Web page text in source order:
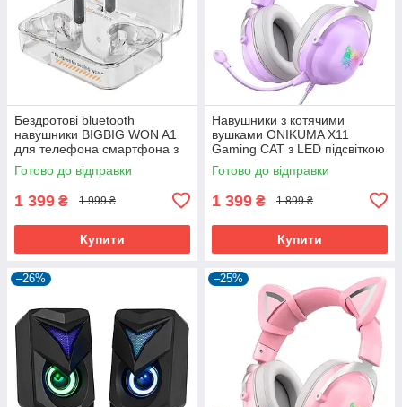
Бездротові bluetooth
навушники BIGBIG WON A1
для телефона смартфона з
ігровим режимом
Готово до відправки
1 399 ₴ 1 999 ₴
Купити
Навушники з котячими
вушками ONIKUMA X11
Gaming CAT з LED підсвіткою
з шумопоглинанням та
мікрофоном ігрові геймерські
Готово до відправки
1 399 ₴ 1 899 ₴
Купити
–26% –25%